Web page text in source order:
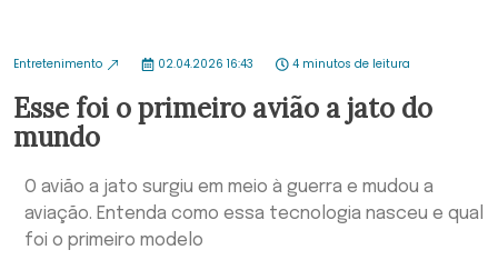
Entretenimento 02.04.2026 16:43 4 minutos de leitura
Esse foi o primeiro avião a jato do
mundo
O avião a jato surgiu em meio à guerra e mudou a
aviação. Entenda como essa tecnologia nasceu e qual
foi o primeiro modelo